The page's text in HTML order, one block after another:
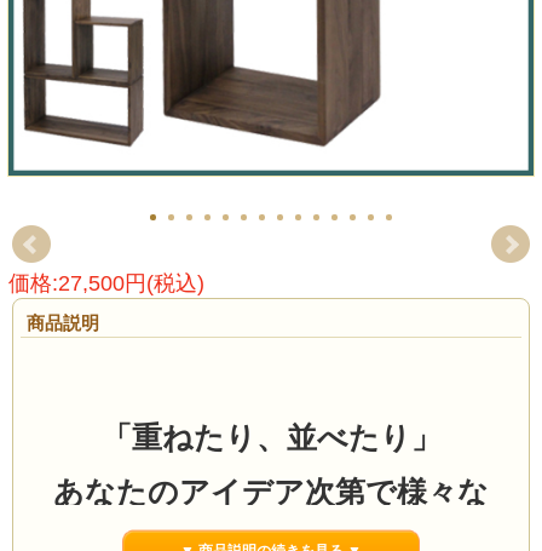
価格:27,500円(税込)
商品説明
「重ねたり、並べたり」
あなたのアイデア次第で様々な